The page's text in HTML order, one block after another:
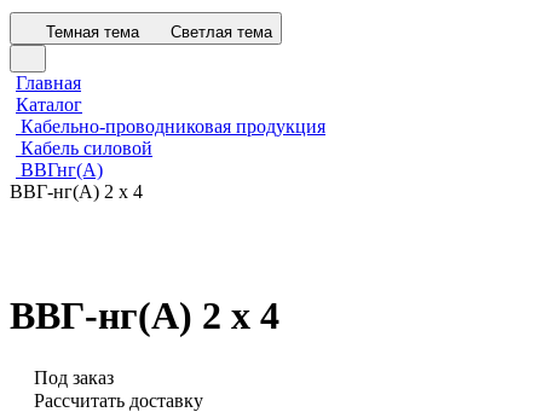
Темная тема Светлая тема
Главная
Каталог
Кабельно-проводниковая продукция
Кабель силовой
ВВГнг(А)
ВВГ-нг(А) 2 х 4
ВВГ-нг(А) 2 х 4
Под заказ
Рассчитать доставку